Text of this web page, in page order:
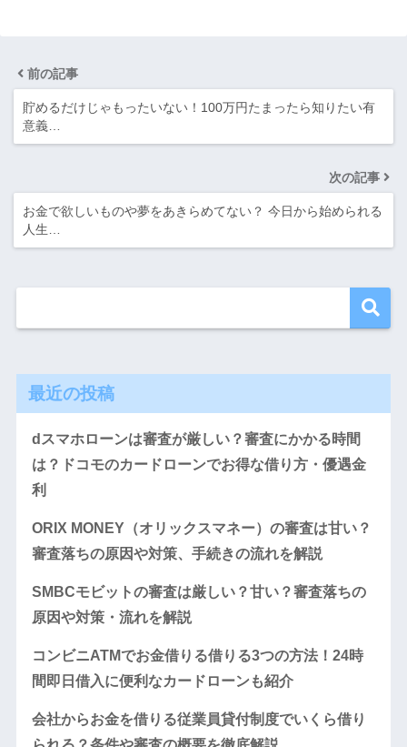
前の記事
貯めるだけじゃもったいない！100万円たまったら知りたい有
意義…
次の記事
お金で欲しいものや夢をあきらめてない？ 今日から始められる
人生…
最近の投稿
dスマホローンは審査が厳しい？審査にかかる時間
は？ドコモのカードローンでお得な借り方・優遇金
利
ORIX MONEY（オリックスマネー）の審査は甘い？
審査落ちの原因や対策、手続きの流れを解説
SMBCモビットの審査は厳しい？甘い？審査落ちの
原因や対策・流れを解説
コンビニATMでお金借りる借りる3つの方法！24時
間即日借入に便利なカードローンも紹介
会社からお金を借りる従業員貸付制度でいくら借り